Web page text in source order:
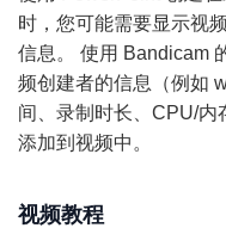
时，您可能需要显示视
信息。 使用 Bandicam
频创建者的信息（例如
间、录制时长、CPU/内
添加到视频中。
视频教程